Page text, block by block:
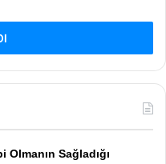
Olmanın Sağladığı